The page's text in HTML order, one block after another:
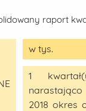
raport
w tys.
1
2018 okres